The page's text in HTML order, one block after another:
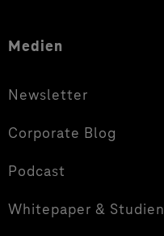
Medien
Newsletter
Corporate Blog
Podcast
Whitepaper & Studien